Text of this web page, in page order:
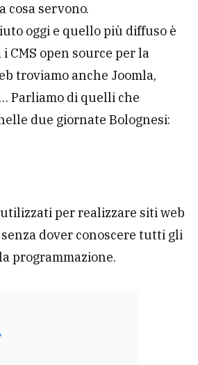
cosa servono.
oggi e quello più diffuso è
CMS open source per la
troviamo anche Joomla,
Parliamo di quelli che
due giornate Bolognesi:
per realizzare siti web
dover conoscere tutti gli
programmazione.